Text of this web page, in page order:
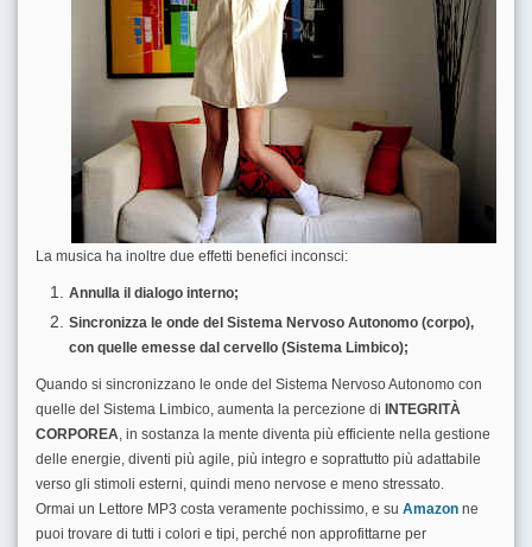
La musica ha inoltre due effetti benefici inconsci:
Annulla il dialogo interno;
Sincronizza le onde del Sistema Nervoso Autonomo (corpo),
con quelle emesse dal cervello (Sistema Limbico);
Quando si sincronizzano le onde del Sistema Nervoso Autonomo con
quelle del Sistema Limbico, aumenta la percezione di
INTEGRITÀ
CORPOREA, in sostanza la mente diventa più efficiente nella gestione
delle energie, diventi più agile, più integro e soprattutto più adattabile
verso gli stimoli esterni, quindi meno nervose e meno stressato.
Ormai un Lettore MP3 costa veramente pochissimo, e su Amazon ne
puoi trovare di tutti i colori e tipi, perché non approfittarne per